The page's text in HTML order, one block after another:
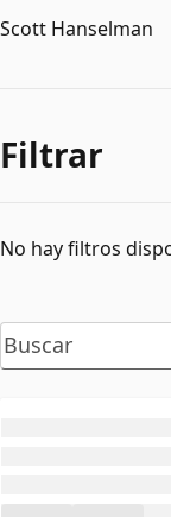
Scott Hanselman
Filtrar
No hay filtros